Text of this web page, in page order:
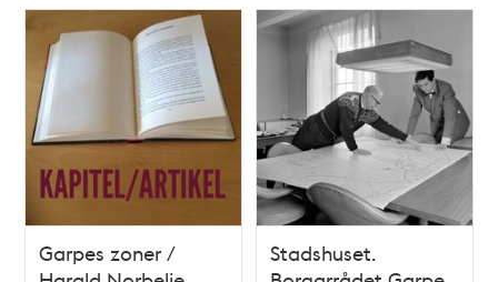
Relaterade
poster
och
teman
Garpes zoner /
Stadshuset.